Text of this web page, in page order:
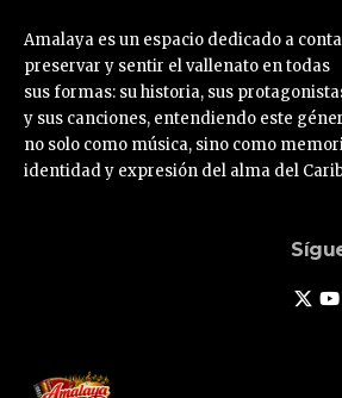
Amalaya es un espacio dedicado a
preservar y sentir el vallenato en todas
sus formas: su historia, sus
y sus canciones, entendiendo este
no solo como música, sino como
identidad y expresión del alma del